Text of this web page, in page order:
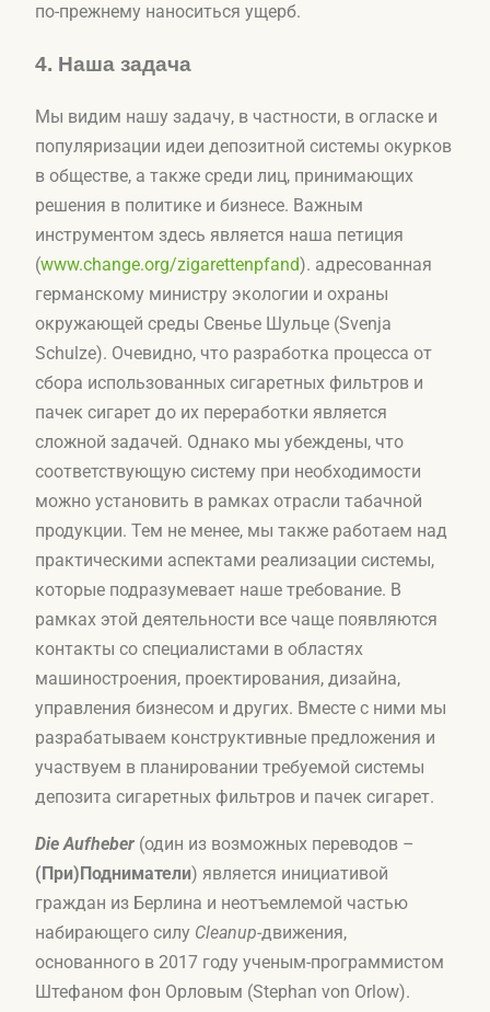
по-прежнему наноситься ущерб.
4. Наша задача
Мы видим нашу задачу, в частности, в огласке и
популяризации идеи депозитной системы окурков
в обществе, а также среди лиц, принимающих
решения в политике и бизнесе. Важным
инструментом здесь является наша петиция
(www.change.org/zigarettenpfand). адресованная
германскому министру экологии и охраны
окружающей среды Свенье Шульце (Svenja
Schulze). Очевидно, что разработка процесса от
сбора использованных сигаретных фильтров и
пачек сигарет до их переработки является
сложной задачей. Однако мы убеждены, что
соответствующую систему при необходимости
можно установить в рамках отрасли табачной
продукции. Тем не менее, мы также работаем над
практическими аспектами реализации системы,
которые подразумевает наше требование. В
рамках этой деятельности все чаще появляются
контакты со специалистами в областях
машиностроения, проектирования, дизайна,
управления бизнесом и других. Вместе с ними мы
разрабатываем конструктивные предложения и
участвуем в планировании требуемой системы
депозита сигаретных фильтров и пачек сигарет.
Die Aufheber (один из возможных переводов –
(При)Подниматели) является инициативой
граждан из Берлина и неотъемлемой частью
набирающего силу Cleanup-движения,
основанного в 2017 году ученым-программистом
Штефаном фон Орловым (Stephan von Orlow).